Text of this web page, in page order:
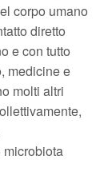
corpo umano
diretto
e con tutto
medicine e
molti altri